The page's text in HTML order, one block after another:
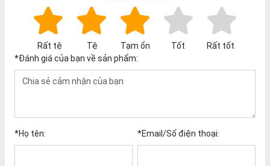
Rất tệ Tệ Tạm ổn Tốt
Rất tốt
*Đánh giá của bạn về sản phẩm:
*Họ tên: *Email/Số điện thoại: